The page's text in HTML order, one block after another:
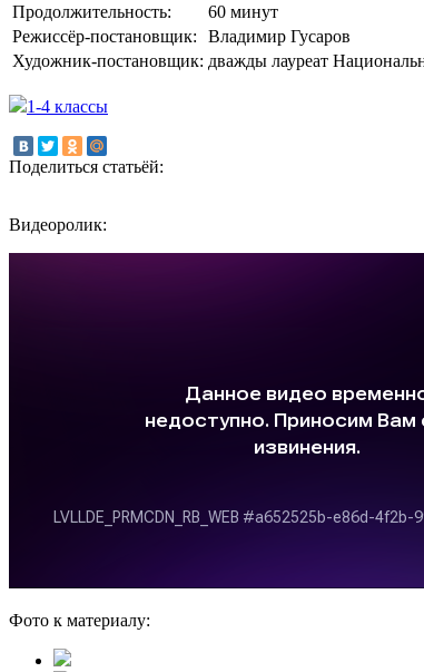
Продолжительность:
60 минут
Режиссёр-постановщик:
Владимир Гусаров
Художник-постановщик: дважды лауреат
1-4 классы
Поделиться статьёй:
Видеоролик:
Фото к материалу: